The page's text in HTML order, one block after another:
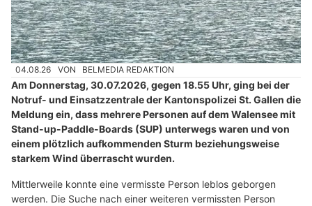
04.08.26 VON BELMEDIA REDAKTION
Am Donnerstag, 30.07.2026, gegen 18.55 Uhr, ging bei der
Notruf- und Einsatzzentrale der Kantonspolizei St. Gallen die
Meldung ein, dass mehrere Personen auf dem Walensee mit
Stand-up-Paddle-Boards (SUP) unterwegs waren und von
einem plötzlich aufkommenden Sturm beziehungsweise
starkem Wind überrascht wurden.
Mittlerweile konnte eine vermisste Person leblos geborgen
werden. Die Suche nach einer weiteren vermissten Person